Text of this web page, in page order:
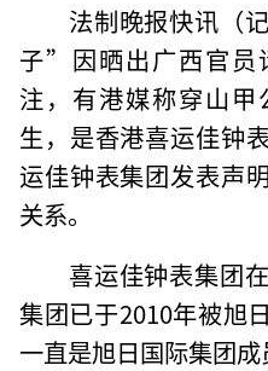
法制晚报快讯（
子”因晒出广西官员
注，有港媒称穿山
生，是香港喜运佳钟
运佳钟表集团发表声
关系。
喜运佳钟表集团
集团已于2010年被旭
一直是旭日国际集团成